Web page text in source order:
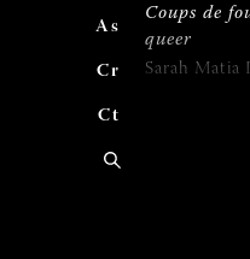
Coups de
queer
Sarah Matia
Auteur
s
Contribue
r
Contac
t